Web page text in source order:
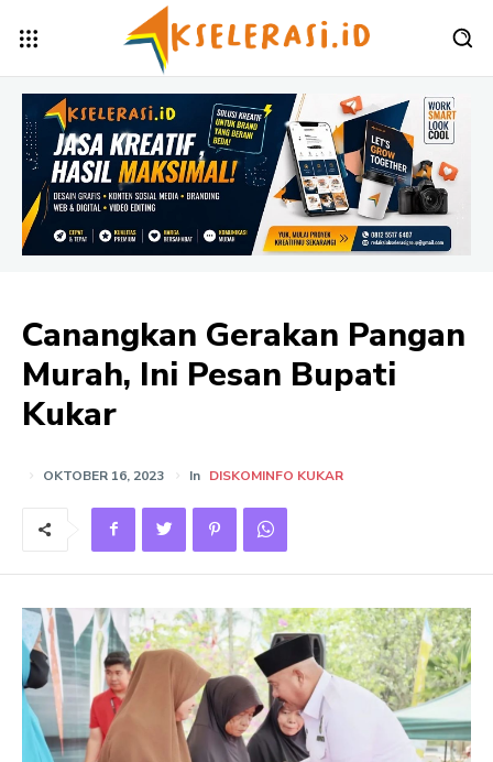
Canangkan Gerakan Pangan
Murah, Ini Pesan Bupati
Kukar
OKTOBER 16, 2023 In DISKOMINFO KUKAR